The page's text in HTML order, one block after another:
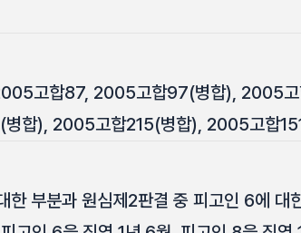
고합87, 2005고합97(병합), 2005고
합), 2005고합215(병합), 2005고합
부분과 원심제2판결 중 피고인 6에 대